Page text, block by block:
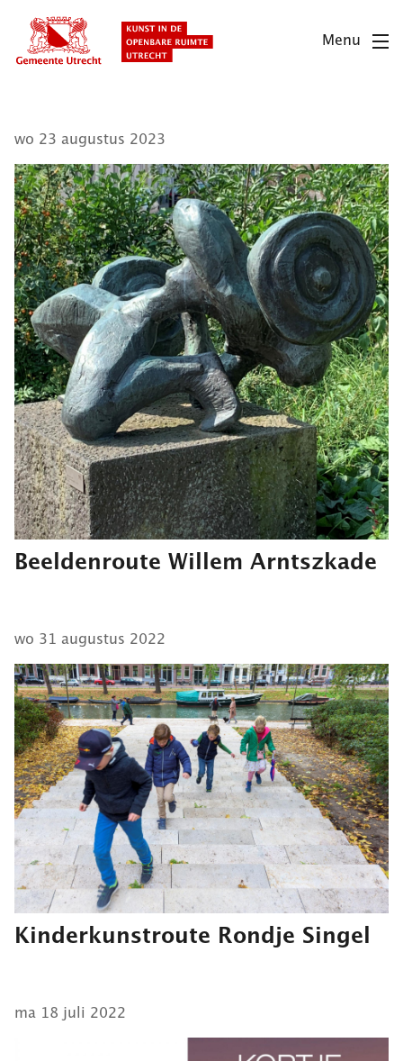
en
naar
Menu
wo 23 augustus 2023
Beeldenroute Willem Arntszkade
wo 31 augustus 2022
Kinderkunstroute Rondje Singel
ma 18 juli 2022